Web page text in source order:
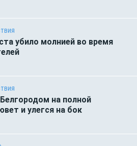
убило молнией во время
на полной
и улегся на бок